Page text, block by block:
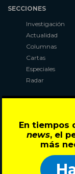
En tiempos
news, el
más
SECCIONES
Investigación
Actualidad
Columnas
Cartas
Especiales
Radar